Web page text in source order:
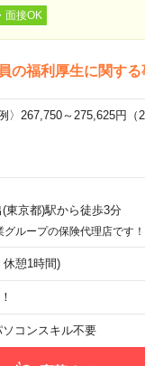
面接OK
の福利厚生に関す
267,750～275,625円（
(東京都)駅から徒歩3分
ループの保険代理店です！
憩1時間)
ソコンスキル不要